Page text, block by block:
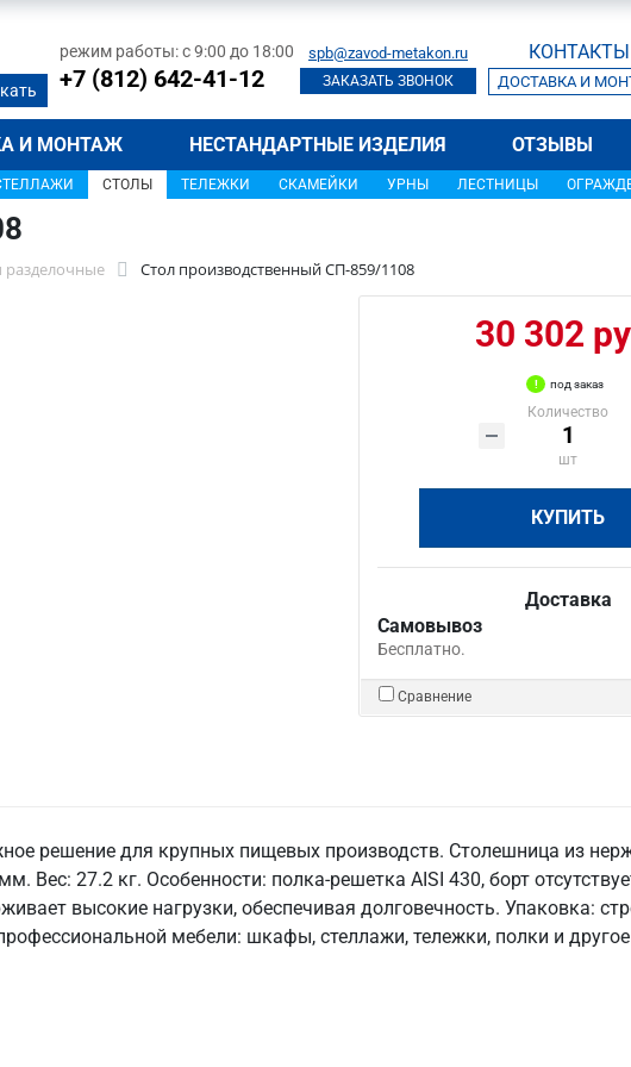
режим работы: с 9:00 до 18:00
+7 (812) 642-41-12
spb@zavod-metakon.ru
ЗАКАЗАТЬ ЗВОНОК
КОНТАКТЫ
ДОСТАВКА И
И МОНТАЖ НЕСТАНДАРТНЫЕ ИЗДЕЛИЯ ОТЗЫВЫ
СТОЛЫ ТЕЛЕЖКИ СКАМЕЙКИ УРНЫ ЛЕСТНИЦЫ
разделочные Стол производственный СП-859/1108
30 302
под заказ
Количество
шт
КУПИТЬ
Доставка
Самовывоз
Бесплатно.
Сравнение
решение для крупных пищевых производств. Столешница из
Вес: 27.2 кг. Особенности: полка-решетка AISI 430, борт
высокие нагрузки, обеспечивая долговечность. Упаковка:
мебели: шкафы, стеллажи, тележки, полки и